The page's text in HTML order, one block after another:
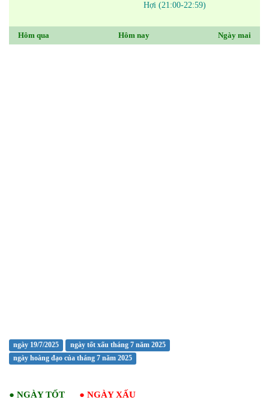
Hợi (21:00-22:59)
Hôm qua Hôm nay Ngày mai
ngày 19/7/2025
ngày tốt xấu tháng 7 năm 2025
ngày hoàng đạo của tháng 7 năm 2025
● NGÀY TỐT ● NGÀY XẤU